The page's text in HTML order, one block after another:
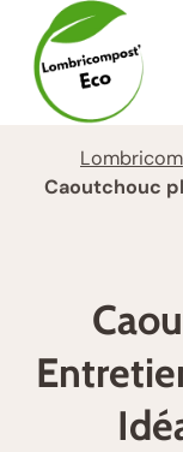
contenu
Caoutchouc